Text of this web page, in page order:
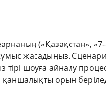
(«Қазақстан»,
жасадыңыз.
тірі шоуға айналу
орын